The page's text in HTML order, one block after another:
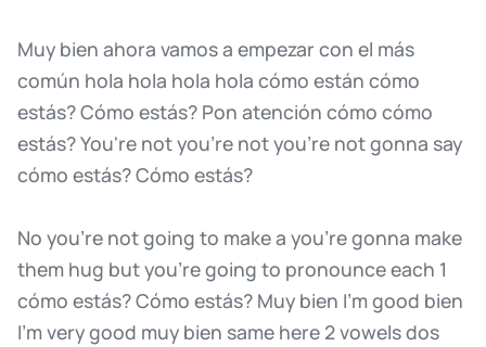
Muy bien ahora vamosa empezar con el más
común hola hola hola hola cómo están cómo
estás?Cómo estás? Pon atención cómo cómo
estás?You're notyou're notyou're notgonna say
cómo estás?Cómo estás?
No you're notgoing to makea you'regonna make
them hug butyou'regoing to pronounceeach 1
cómo estás?Cómo estás? Muy bien I'm good bien
I'm verygood muy bien same here 2vowelsdos